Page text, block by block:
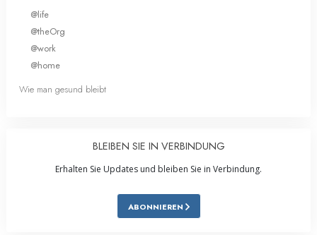
@life
@theOrg
@work
@home
Wie man gesund bleibt
BLEIBEN SIE IN VERBINDUNG
Erhalten Sie Updates und bleiben Sie in Verbindung.
ABONNIEREN